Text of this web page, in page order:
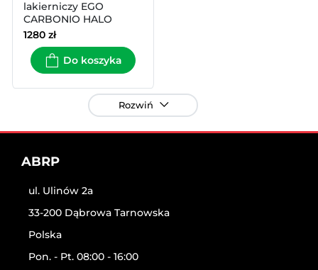
lakierniczy EGO
CARBONIO HALO
DIGITAL
1280 zł
Do koszyka
Rozwiń
ABRP
ul. Ulinów 2a
33-200 Dąbrowa Tarnowska
Polska
Pon. - Pt. 08:00 - 16:00